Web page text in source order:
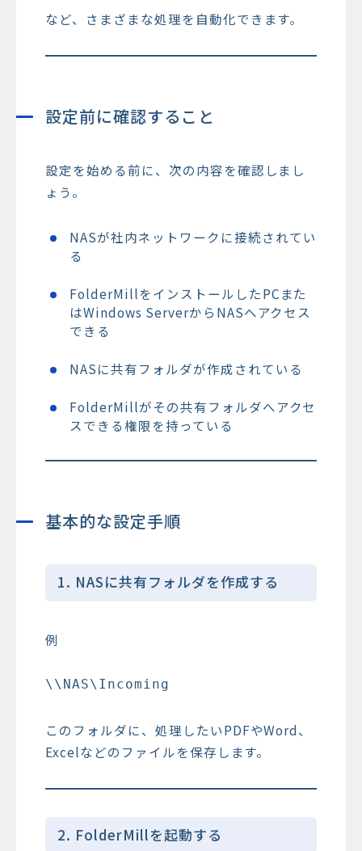
など、さまざまな処理を自動化できます。
設定前に確認すること
設定を始める前に、次の内容を確認しまし
ょう。
NASが社内ネットワークに接続されてい
る
FolderMillをインストールしたPCまた
はWindows ServerからNASへアクセス
できる
NASに共有フォルダが作成されている
FolderMillがその共有フォルダへアクセ
スできる権限を持っている
基本的な設定手順
1. NASに共有フォルダを作成する
例
このフォルダに、処理したいPDFやWord、
Excelなどのファイルを保存します。
2. FolderMillを起動する